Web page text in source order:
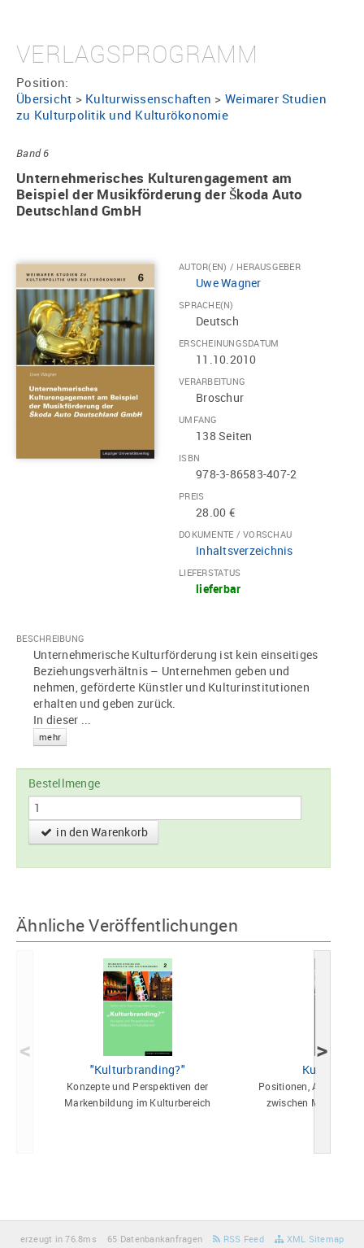
VERLAGSPROGRAMM
Position:
Übersicht > Kulturwissenschaften > Weimarer Studien
zu Kulturpolitik und Kulturökonomie
Band 6
Unternehmerisches Kulturengagement am
Beispiel der Musikförderung der Škoda Auto
Deutschland GmbH
AUTOR(EN) / HERAUSGEBER
Uwe Wagner
SPRACHE(N)
Deutsch
ERSCHEINUNGSDATUM
11.10.2010
VERARBEITUNG
Broschur
UMFANG
138 Seiten
ISBN
978-3-86583-407-2
PREIS
28.00 €
DOKUMENTE / VORSCHAU
Inhaltsverzeichnis
LIEFERSTATUS
lieferbar
BESCHREIBUNG
Unternehmerische Kulturförderung ist kein einseitiges
Beziehungsverhältnis – Unternehmen geben und
nehmen, geförderte Künstler und Kulturinstitutionen
erhalten und geben zurück.
In dieser ...
mehr
Bestellmenge
in den Warenkorb
Ähnliche Veröffentlichungen
"Kulturbranding?"
Konzepte und Perspektiven der
Markenbildung im Kulturbereich
Positionen,
zwischen
< >
erzeugt in 76.8ms 65 Datenbankanfragen RSS Feed XML Sitemap